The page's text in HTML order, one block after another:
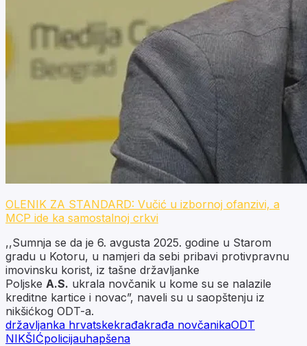
OLENIK ZA STANDARD: Vučić u izbornoj ofanzivi, a
MCP ide ka samostalnoj crkvi
,,Sumnja se da je 6. avgusta 2025. godine u Starom
gradu u Kotoru, u namjeri da sebi pribavi protivpravnu
imovinsku korist, iz tašne državljanke
Poljske A.S. ukrala novčanik u kome su se nalazile
kreditne kartice i novac”, naveli su u saopštenju iz
nikšićkog ODT-a.
državljanka hrvatskekrađakrađa novčanikaODT
NIKŠIĆpolicijauhapšena